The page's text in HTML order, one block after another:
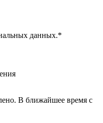
данных.*
В ближайшее время с